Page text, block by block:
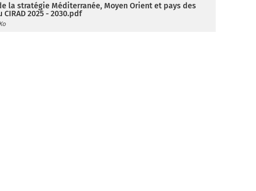
la stratégie Méditerranée, Moyen Orient et pays des
CIRAD 2025 - 2030.pdf